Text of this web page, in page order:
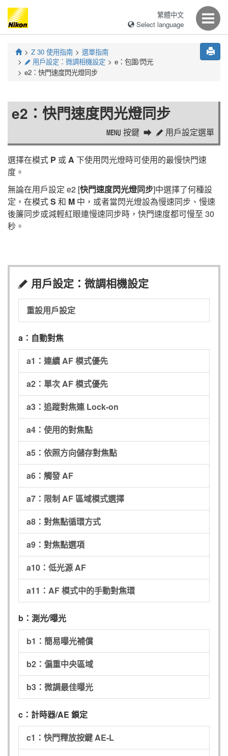
繁體中文
Select language
Z 30 使用指南 選單指南
A 用戶設定：微調相機設定
e：包圍/閃光
e2：快門速度閃光燈同步
e2：快門速度閃光燈同步
G 按鍵 A 用戶設定選單
選擇在模式 P 或A 下使用閃光燈時可使用的最慢快門速
度。
無論在用戶設定 e2 [快門速度閃光燈同步]中選擇了何種設
定，在模式S 和 M 中，或者當閃光燈設為慢速同步、慢速
後簾同步或減輕紅眼連慢速同步時，快門速度都可慢至 30
秒。
A 用戶設定：微調相機設定
重設用戶設定
a：自動對焦
a1：連續 AF 模式優先
a2：單次 AF 模式優先
a3：追蹤對焦連 Lock-on
a4：使用的對焦點
a5：依照方向儲存對焦點
a6：觸發 AF
a7：限制 AF 區域模式選擇
a8：對焦點循環方式
a9：對焦點選項
a10：低光源 AF
a11：AF 模式中的手動對焦環
b：測光/曝光
b1：簡易曝光補償
b2：偏重中央區域
b3：微調最佳曝光
c：計時器/AE 鎖定
c1：快門釋放按鍵 AE-L